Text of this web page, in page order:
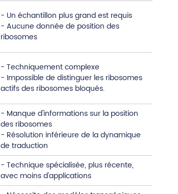
- Un échantillon plus grand est requis
- Aucune donnée de position des
ribosomes
- Techniquement complexe
- Impossible de distinguer les ribosomes
actifs des ribosomes bloqués.
- Manque d'informations sur la position
des ribosomes
- Résolution inférieure de la dynamique
de traduction
- Technique spécialisée, plus récente,
avec moins d'applications